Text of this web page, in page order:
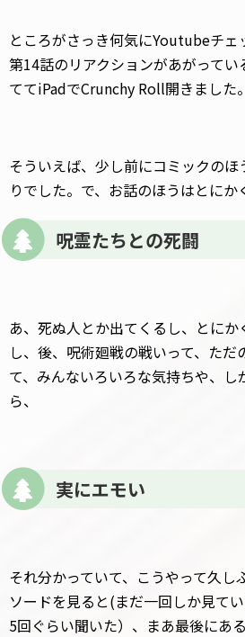
ところがさっき何気にYoutubeチェ
第14話のリアクションがあがって
ててiPadでCrunchy Roll開きました。
そういえば、少し前にコミックの
りでした。で、お話のほうはとにか
呪霊たちとの死闘
あ、死ぬ人とか出てくるし、とに
し、後、呪術廻戦の戦いって、ただ
て、みんないろいろな気持ちや、し
ら、
実にエモい
それ分かっていて、こうやって久し
ソードを見ると(まだ一回しか見て
5回ぐらい聞いた）、まあ最後にあ